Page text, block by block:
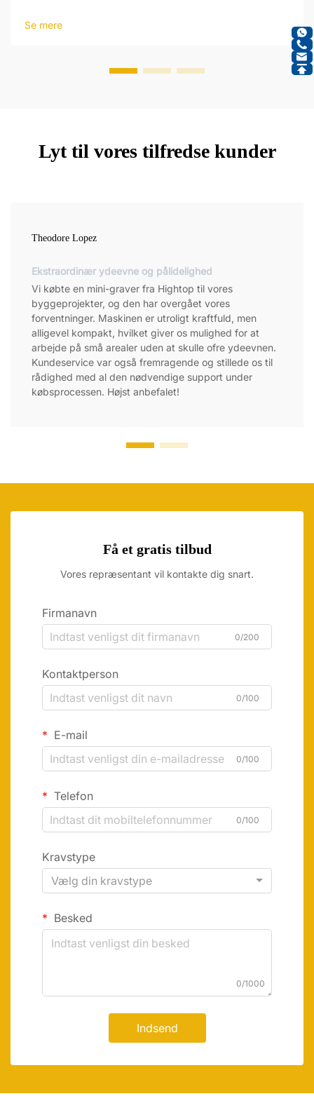
på operatørens input og foretage justeringer...
Se mere
Lyt til vores tilfredse kunder
Theodore Lopez
Ekstraordinær ydeevne og pålidelighed
Vi købte en mini-graver fra Hightop til vores
byggeprojekter, og den har overgået vores
forventninger. Maskinen er utroligt kraftfuld, men
alligevel kompakt, hvilket giver os mulighed for at
arbejde på små arealer uden at skulle ofre ydeevnen.
Kundeservice var også fremragende og stillede os til
rådighed med al den nødvendige support under
købsprocessen. Højst anbefalet!
Få et gratis tilbud
Vores repræsentant vil kontakte dig snart.
Firmanavn
0/200
Kontaktperson
0/100
E-mail
0/100
Telefon
0/100
Kravstype
Vælg din kravstype
Besked
0/1000
Indsend